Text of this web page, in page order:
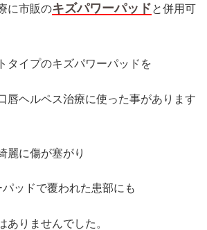
に市販のキズパワーパッドと併用可
タイプのキズパワーパッドを
唇ヘルペス治療に使った事があります
麗に傷が塞がり
ッドで覆われた患部にも
ありませんでした。